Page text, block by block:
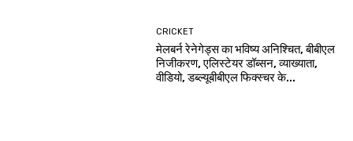
CRICKET
मेलबर्न रेनेगेड्स का भविष्य अनिश्चित, बीबीएल
निजीकरण, एलिस्टेयर डॉब्सन, व्याख्याता,
वीडियो, डब्ल्यूबीबीएल फिक्स्चर के...